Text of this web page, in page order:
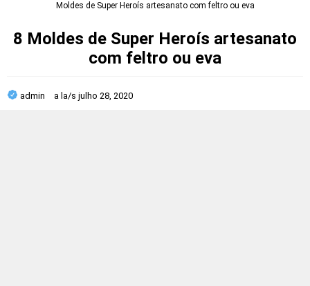
Moldes de Super Heroís artesanato com feltro ou eva
8 Moldes de Super Heroís artesanato
com feltro ou eva
admin a la/s julho 28, 2020